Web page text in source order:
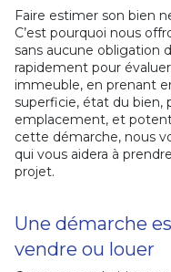
Faire estimer son bien
C’est pourquoi nous
sans aucune obligation
rapidement pour
immeuble, en prenant
superficie, état du bien,
emplacement, et
cette démarche, nous
qui vous aidera à
projet.
Une démarche
vendre ou louer